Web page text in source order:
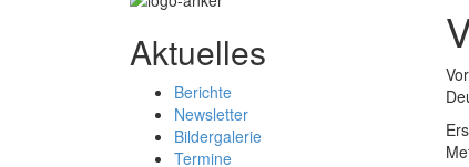
Aktuelles
Berichte
Newsletter
Bildergalerie
Termine